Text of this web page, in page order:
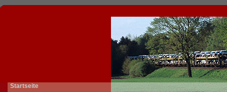
Startseite